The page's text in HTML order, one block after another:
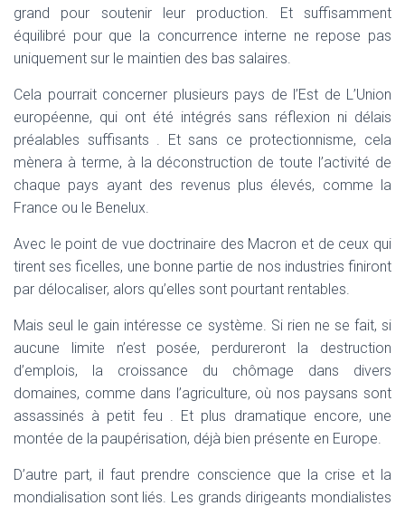
grand pour soutenir leur production. Et suffisamment
équilibré pour que la concurrence interne ne repose pas
uniquement sur le maintien des bas salaires.
Cela pourrait concerner plusieurs pays de l’Est de L’Union
européenne, qui ont été intégrés sans réflexion ni délais
préalables suffisants . Et sans ce protectionnisme, cela
mènera à terme, à la déconstruction de toute l’activité de
chaque pays ayant des revenus plus élevés, comme la
France ou le Benelux.
Avec le point de vue doctrinaire des Macron et de ceux qui
tirent ses ficelles, une bonne partie de nos industries finiront
par délocaliser, alors qu’elles sont pourtant rentables.
Mais seul le gain intéresse ce système. Si rien ne se fait, si
aucune limite n’est posée, perdureront la destruction
d’emplois, la croissance du chômage dans divers
domaines, comme dans l’agriculture, où nos paysans sont
assassinés à petit feu . Et plus dramatique encore, une
montée de la paupérisation, déjà bien présente en Europe.
D’autre part, il faut prendre conscience que la crise et la
mondialisation sont liés. Les grands dirigeants mondialistes